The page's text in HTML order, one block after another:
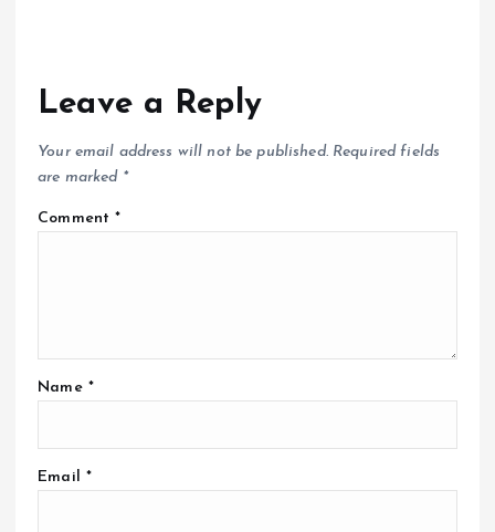
Leave a Reply
Your email address will not be published. Required fields
are marked *
Comment*
Name *
Email *